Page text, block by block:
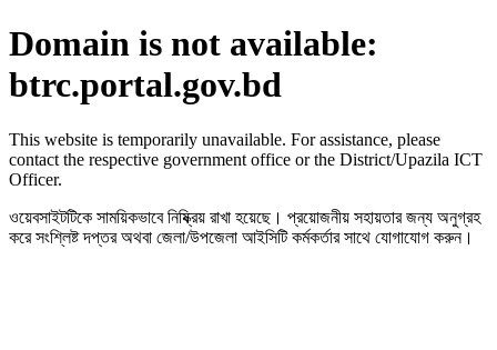
Domain is not available:
btrc.portal.gov.bd
This website is temporarily unavailable. For assistance, please
contact the respective government office or the District/Upazila ICT
Officer.
ওয়েবসাইটটিকে সাময়িকভাবে নিষ্ক্রিয় রাখা হয়েছে। প্রয়োজনীয় সহায়তার জন্য অনুগ্রহ
করে সংশ্লিষ্ট দপ্তর অথবা জেলা/উপজেলা আইসিটি কর্মকর্তার সাথে যোগাযোগ করুন।